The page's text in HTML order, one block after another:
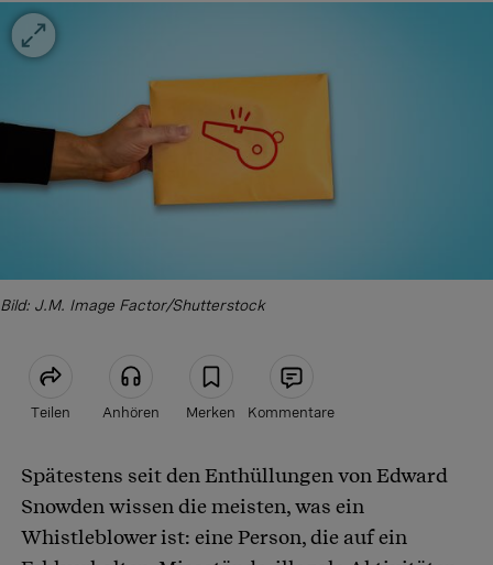
Bild: J.M. Image Factor/Shutterstock
Teilen Anhören Merken Kommentare
Artikel teilen
Spätestens seit den Enthüllungen von Edward
Snowden wissen die meisten, was ein
Whistleblower ist: eine Person, die auf ein